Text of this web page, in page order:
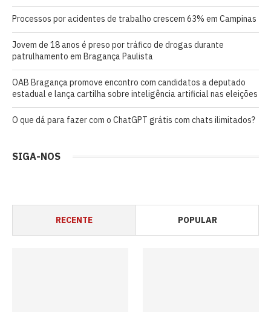
Processos por acidentes de trabalho crescem 63% em Campinas
Jovem de 18 anos é preso por tráfico de drogas durante
patrulhamento em Bragança Paulista
OAB Bragança promove encontro com candidatos a deputado
estadual e lança cartilha sobre inteligência artificial nas eleições
O que dá para fazer com o ChatGPT grátis com chats ilimitados?
SIGA-NOS
RECENTE POPULAR